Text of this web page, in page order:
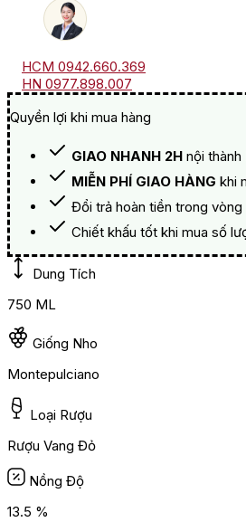
HCM 0942.660.369
HN 0977.898.007
Quyền lợi khi mua hàng
GIAO NHANH 2H nội
MIỄN PHÍ GIAO HÀNG khi
Đổi trả hoàn tiền trong vòng
Chiết khấu tốt khi mua số
Dung Tích
750 ML
Giống Nho
Montepulciano
Loại Rượu
Rượu Vang Đỏ
Nồng Độ
13.5 %